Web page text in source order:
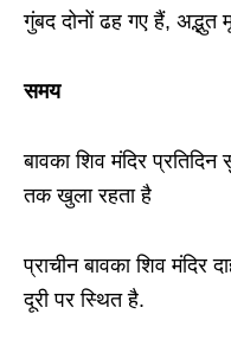
गुंबद दोनों ढह गए हैं, अद्भुत
समय
बावका शिव मंदिर
तक खुला रहता है
प्राचीन बावका शिव मंदिर
दूरी पर स्थित है.